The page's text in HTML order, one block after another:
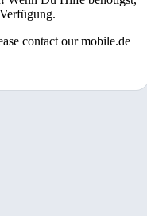
contact our mobile.de